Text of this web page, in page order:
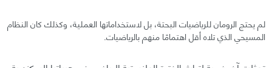
لم يحتج الرومان للرياضيات البحتة، بل لاستخداماتها العملية، وكذلك كان النظام
المسيحي الذي تلاه أقل اهتمامًا منهم بالرياضيات.